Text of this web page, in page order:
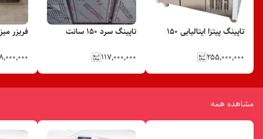
تاپینگ پیتزا ایتالیایی ۱۵۰
۲۵۵٬۰۰۰٬۰۰۰
تاپینگ سرد ۱۵۰ سانت
۱۱۷٬۰۰۰٬۰۰۰
فریزر
مشاهده همه